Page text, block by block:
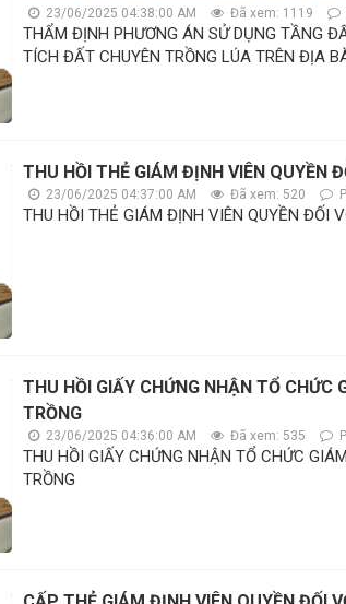
23/06/2025 04:38:00 AM Đã xem: 1119
THẨM ĐỊNH PHƯƠNG ÁN SỬ DỤNG TẦNG
TÍCH ĐẤT CHUYÊN TRỒNG LÚA TRÊN ĐỊA
THU HỒI THẺ GIÁM ĐỊNH VIÊN QUYỀN
23/06/2025 04:37:00 AM Đã xem: 520
THU HỒI THẺ GIÁM ĐỊNH VIÊN QUYỀN ĐỐI
THU HỒI GIẤY CHỨNG NHẬN TỔ CHỨC
TRỒNG
23/06/2025 04:36:00 AM Đã xem: 535
THU HỒI GIẤY CHỨNG NHẬN TỔ CHỨC
TRỒNG